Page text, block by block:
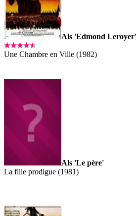
Als 'Edmond Leroyer'
Une Chambre en Ville (1982)
Als 'Le père'
La fille prodigue (1981)